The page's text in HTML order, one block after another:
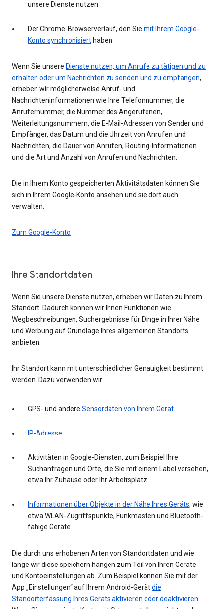
unsere Dienste nutzen
Der Chrome-Browserverlauf, den Sie mit Ihrem Google-
Konto synchronisiert haben
Wenn Sie unsere Dienste nutzen, um Anrufe zu tätigen und zu
erhalten oder um Nachrichten zu senden und zu empfangen,
erheben wir möglicherweise Anruf- und
Nachrichteninformationen wie Ihre Telefonnummer, die
Anrufernummer, die Nummer des Angerufenen,
Weiterleitungsnummern, die E-Mail-Adressen von Sender und
Empfänger, das Datum und die Uhrzeit von Anrufen und
Nachrichten, die Dauer von Anrufen, Routing-Informationen
und die Art und Anzahl von Anrufen und Nachrichten.
Die in Ihrem Konto gespeicherten Aktivitätsdaten können Sie
sich in Ihrem Google-Konto ansehen und sie dort auch
verwalten.
Zum Google-Konto
Ihre Standortdaten
Wenn Sie unsere Dienste nutzen, erheben wir Daten zu Ihrem
Standort. Dadurch können wir Ihnen Funktionen wie
Wegbeschreibungen, Suchergebnisse für Dinge in Ihrer Nähe
und Werbung auf Grundlage Ihres allgemeinen Standorts
anbieten.
Ihr Standort kann mit unterschiedlicher Genauigkeit bestimmt
werden. Dazu verwenden wir:
GPS- und andere Sensordaten von Ihrem Gerät
IP-Adresse
Aktivitäten in Google-Diensten, zum Beispiel Ihre
Suchanfragen und Orte, die Sie mit einem Label versehen,
etwa Ihr Zuhause oder Ihr Arbeitsplatz
Informationen über Objekte in der Nähe Ihres Geräts, wie
etwa WLAN-Zugriffspunkte, Funkmasten und Bluetooth-
fähige Geräte
Die durch uns erhobenen Arten von Standortdaten und wie
lange wir diese speichern hängen zum Teil von Ihren Geräte-
und Kontoeinstellungen ab. Zum Beispiel können Sie mit der
App „Einstellungen“ auf Ihrem Android-Gerätdie
Standorterfassung Ihres Geräts aktivieren oder deaktivieren.